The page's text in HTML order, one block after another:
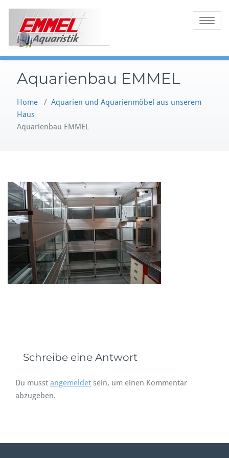
Toggle
Aquarienbau EMMEL
Home / Aquarien und Aquarienmöbel aus unserem
Haus
Aquarienbau EMMEL
Schreibe eine Antwort
Du musst angemeldet sein, um einen Kommentar
abzugeben.